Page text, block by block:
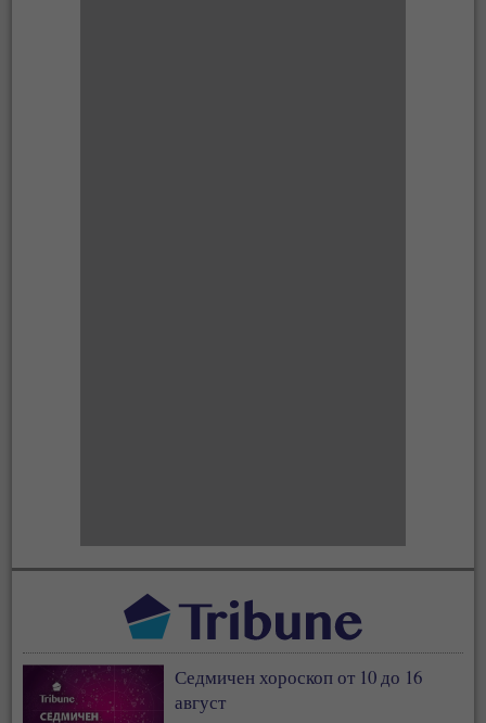
Седмичен хороскоп от 10 до 16
август